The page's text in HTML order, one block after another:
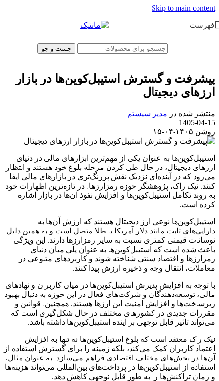
Skip to main content
فهرست
جست و جو
پیشرفت و گسترش استیبل‌کوین‌ها در بازار
ارزهای دیجیتال
منتشر شده در مدیر سیستم
1405-04-15
روشن ۱۴۰۵-۰۴-۱۵
استیبل‌کوین‌ها به عنوان یکی از مهم‌ترین ابزارهای مالی در دنیای
ارزهای دیجیتال، در حال طی کردن مرحله بلوغ خود هستند و انتظار
می‌رود که در آینده‌ای نزدیک نقش پررنگ‌تری در بازارهای مالی ایفا
کنند. نیک راک، پژوهشگر حوزه رمزارزها، در تازه‌ترین اظهارات خود
به روند تکامل استیبل‌کوین‌ها و افزایش نفوذ آن‌ها در بازار اشاره
کرده است.
استیبل‌کوین‌ها نوعی ارز دیجیتال هستند که ارزش آن‌ها به
دارایی‌های ثابت مانند دلار آمریکا یا طلا متصل است و به همین دلیل
نوسانات قیمتی کمتری نسبت به سایر رمزارزها دارند. این ویژگی
باعث شده است که استیبل‌کوین‌ها به عنوان پلی میان دنیای
رمزارزها و اقتصاد سنتی شناخته شوند و کاربردهای متنوعی در
معاملات، انتقال وجه و ذخیره ارزش پیدا کنند.
با توجه به افزایش پذیرش استیبل‌کوین‌ها در میان کاربران و نهادهای
مالی، توسعه‌دهندگان و شرکت‌های فعال در این حوزه به دنبال بهبود
زیرساخت‌ها و افزایش امنیت این ارزها هستند. همچنین، قوانین و
مقررات جدیدی در کشورهای مختلف در حال شکل‌گیری است که
می‌تواند تاثیر قابل توجهی بر آینده استیبل‌کوین‌ها داشته باشد.
نیک راک معتقد است که بلوغ استیبل‌کوین‌ها نه تنها به افزایش
اعتماد کاربران کمک می‌کند، بلکه زمینه را برای گسترش استفاده از
آن‌ها در بخش‌های مختلف اقتصادی فراهم می‌سازد. به عنوان مثال،
استفاده از استیبل‌کوین‌ها در پرداخت‌های بین‌المللی می‌تواند هزینه‌ها
و زمان تراکنش‌ها را به طور قابل توجهی کاهش دهد.